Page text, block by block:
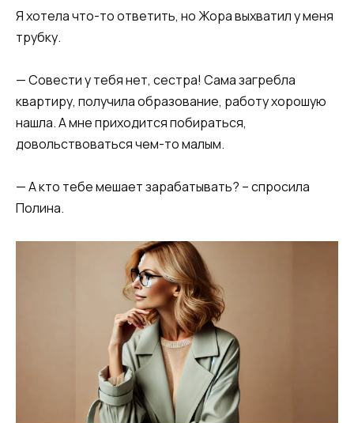
Я хотела что-то ответить, но Жора выхватил у меня
трубку.
— Совести у тебя нет, сестра! Сама загребла
квартиру, получила образование, работу хорошую
нашла. А мне приходится побираться,
довольствоваться чем-то малым.
— А кто тебе мешает зарабатывать? – спросила
Полина.